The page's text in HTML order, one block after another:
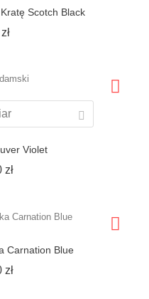
Scotch Black
Cena
Violet
złCena
Carnation Blue
złCena